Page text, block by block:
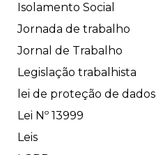
Isolamento Social
Jornada de trabalho
Jornal de Trabalho
Legislação trabalhista
lei de proteção de dados
Lei Nº 13999
Leis